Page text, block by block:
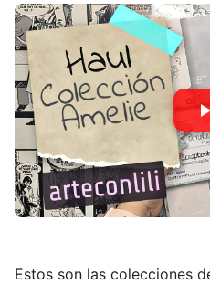
Estos son las colecciones